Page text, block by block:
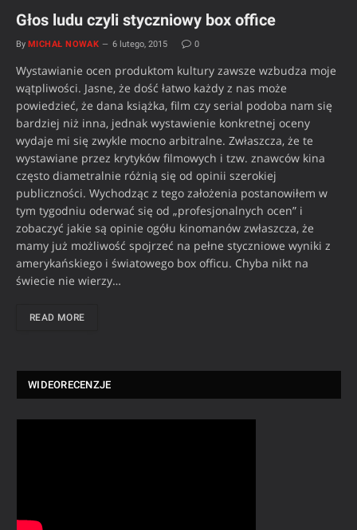
Głos ludu czyli styczniowy box office
By MICHAŁ NOWAK 6 lutego, 2015 0
Wystawianie ocen produktom kultury zawsze wzbudza moje
wątpliwości. Jasne, że dość łatwo każdy z nas może
powiedzieć, że dana książka, film czy serial podoba nam się
bardziej niż inna, jednak wystawienie konkretnej oceny
wydaje mi się zwykle mocno arbitralne. Zwłaszcza, że te
wystawiane przez krytyków filmowych i tzw. znawców kina
często diametralnie różnią się od opinii szerokiej
publiczności. Wychodząc z tego założenia postanowiłem w
tym tygodniu oderwać się od „profesjonalnych ocen” i
zobaczyć jakie są opinie ogółu kinomanów zwłaszcza, że
mamy już możliwość spojrzeć na pełne styczniowe wyniki z
amerykańskiego i światowego box officu. Chyba nikt na
świecie nie wierzy…
READ MORE
WIDEORECENZJE